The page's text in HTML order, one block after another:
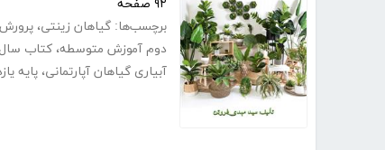
۹۲ صفحه
برچسب‌ها: گیاهان زینتی،
دوم آموزش متوسطه، کتاب
آبیاری گیاهان آپارتمانی، پایه